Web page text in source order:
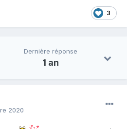
3
Dernière réponse
1 an
2020